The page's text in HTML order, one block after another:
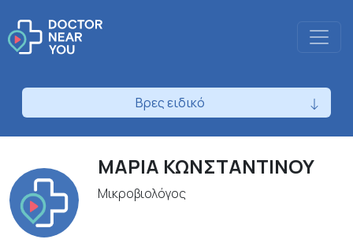
Βρες ειδικό
ΜΑΡΙΑ ΚΩΝΣΤΑΝΤΙΝΟΥ
Μικροβιολόγος